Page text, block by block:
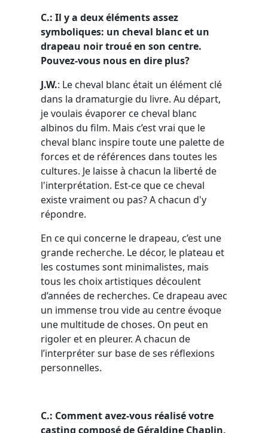
C.: Il y a deux éléments assez
symboliques: un cheval blanc et un
drapeau noir troué en son centre.
Pouvez-vous nous en dire plus?
J.W.: Le cheval blanc était un élément clé
dans la dramaturgie du livre. Au départ,
je voulais évaporer ce cheval blanc
albinos du film. Mais c’est vrai que le
cheval blanc inspire toute une palette de
forces et de références dans toutes les
cultures. Je laisse à chacun la liberté de
l'interprétation. Est-ce que ce cheval
existe vraiment ou pas? A chacun d'y
répondre.
En ce qui concerne le drapeau, c’est une
grande recherche. Le décor, le plateau et
les costumes sont minimalistes, mais
tous les choix artistiques découlent
d’années de recherches. Ce drapeau avec
un immense trou vide au centre évoque
une multitude de choses. On peut en
rigoler et en pleurer. A chacun de
l’interpréter sur base de ses réflexions
personnelles.
C.: Comment avez-vous réalisé votre
casting composé de Géraldine Chaplin,